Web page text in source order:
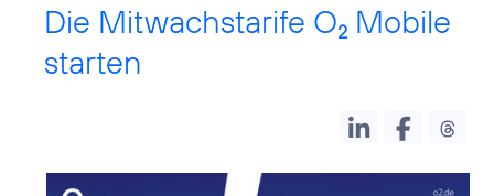
Die Mitwachstarife O2 Mobile
starten